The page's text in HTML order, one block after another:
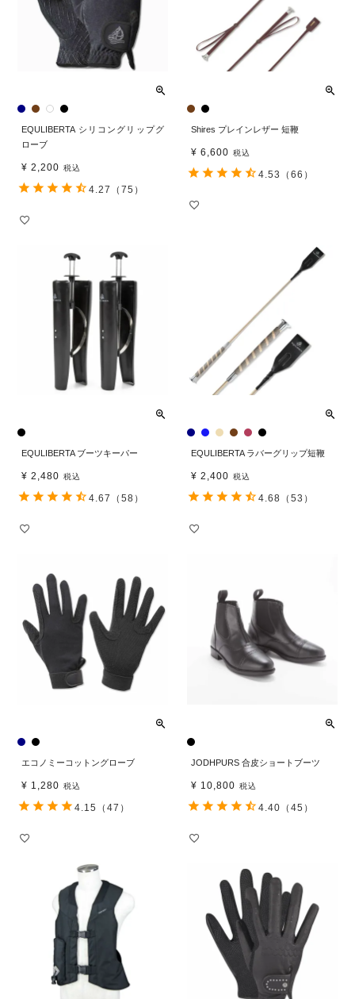
EQULIBERTA シリコングリップグ
ローブ
¥ 2,200 税込
4.27 （75）
Shires プレインレザー 短鞭
¥ 6,600 税込
4.53 （66）
EQULIBERTA ブーツキーパー
¥ 2,480 税込
4.67 （58）
EQULIBERTA ラバーグリップ短鞭
¥ 2,400 税込
4.68 （53）
エコノミーコットングローブ
¥ 1,280 税込
4.15 （47）
JODHPURS 合皮ショートブーツ
¥ 10,800 税込
4.40 （45）